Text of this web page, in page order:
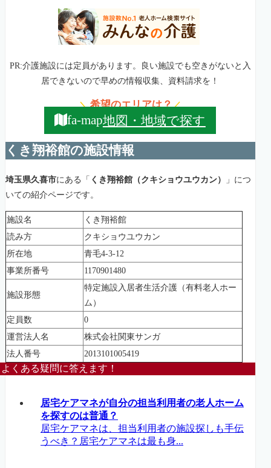
PR:介護施設には定員があります。良い施設でも空きがないと入
居できないので早めの情報収集、資料請求を！
＼希望のエリアは？／
fa-map地図・地域で探す
くき翔裕館の施設情報
埼玉県久喜市にある「 くき翔裕館（クキショウユウカン）
」につ
いての紹介ページです。
施設名
くき翔裕館
読み方
クキショウユウカン
所在地
青毛4-3-12
事業所番号
1170901480
施設形態
特定施設入居者生活介護（有料老人ホー
ム）
定員数
0
運営法人名
株式会社関東サンガ
法人番号
2013101005419
よくある疑問に答えます！
居宅ケアマネが自分の担当利用者の老人ホーム
を探すのは普通？
居宅ケアマネは、担当利用者の施設探しも手伝
うべき？居宅ケアマネは最も身...